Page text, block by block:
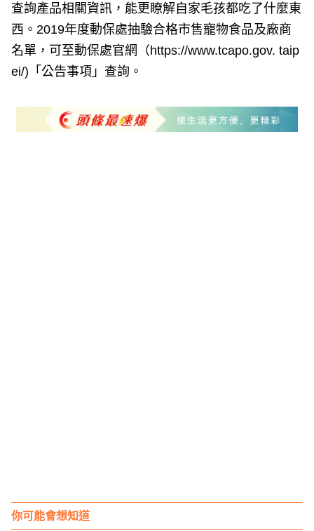
查詢產品相關資訊，能更瞭解自家毛孩都吃了什麼東
西。2019年度動保處抽驗合格市售寵物食品及廠商
名單，可至動保處官網（https://www.tcapo.gov. taip
ei/)「公告事項」查詢。
你可能會想知道